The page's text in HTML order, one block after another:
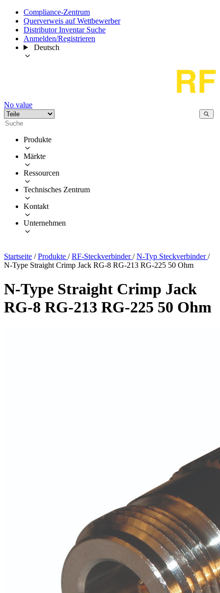
Compliance-Zentrum
Querverweis auf Wettbewerber
Distributor Inventar Suche
Anmelden/Registrieren
Deutsch
No value
Produkte
Märkte
Ressourcen
Technisches Zentrum
Kontakt
Unternehmen
Startseite / Produkte / RF-Steckverbinder/ N-Typ Steckverbinder/
N-Type Straight Crimp Jack RG-8 RG-213 RG-225 50 Ohm
N-Type Straight Crimp Jack
RG-8 RG-213 RG-225 50 Ohm